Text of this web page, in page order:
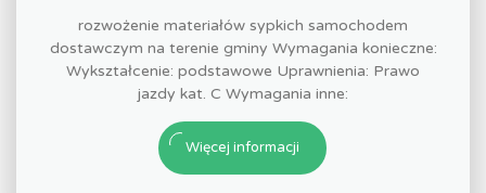
rozwożenie materiałów sypkich samochodem
dostawczym na terenie gminy Wymagania konieczne:
Wykształcenie: podstawowe Uprawnienia: Prawo
jazdy kat. C Wymagania inne:
Więcej informacji